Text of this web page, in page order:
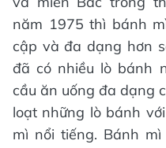
năm 1975 thì bánh
cập và đa dạng hơn
đã có nhiều lò bánh
cầu ăn uống đa dạng
loạt những lò bánh
mì nổi tiếng. Bánh